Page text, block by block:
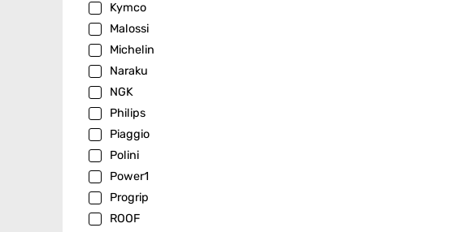
Kymco
Malossi
Michelin
Naraku
NGK
Philips
Piaggio
Polini
Power1
Progrip
ROOF